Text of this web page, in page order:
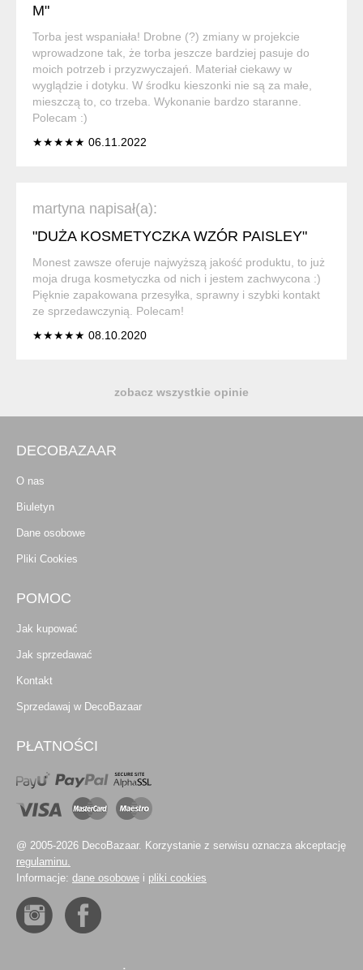
M"
Torba jest wspaniała! Drobne (?) zmiany w projekcie
wprowadzone tak, że torba jeszcze bardziej pasuje do
moich potrzeb i przyzwyczajeń. Materiał ciekawy w
wyglądzie i dotyku. W środku kieszonki nie są za małe,
mieszczą to, co trzeba. Wykonanie bardzo staranne.
Polecam :)
★★★★★ 06.11.2022
martyna napisał(a):
"DUŻA KOSMETYCZKA WZÓR PAISLEY"
Monest zawsze oferuje najwyższą jakość produktu, to już
moja druga kosmetyczka od nich i jestem zachwycona :)
Pięknie zapakowana przesyłka, sprawny i szybki kontakt
ze sprzedawczynią. Polecam!
★★★★★ 08.10.2020
zobacz wszystkie opinie
DECOBAZAAR
O nas
Biuletyn
Dane osobowe
Pliki Cookies
POMOC
Jak kupować
Jak sprzedawać
Kontakt
Sprzedawaj w DecoBazaar
PŁATNOŚCI
@ 2005-2026 DecoBazaar. Korzystanie z serwisu oznacza akceptację
regulaminu.
Informacje: dane osobowe i pliki cookies